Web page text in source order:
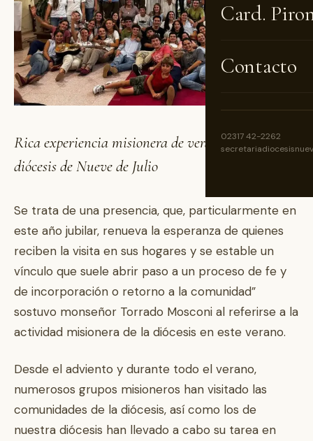
Card.
Contacto
02317 42-2262
Rica experiencia misionera de verano de la
diócesis de Nueve de Julio
Se trata de una presencia, que, particularmente en
este año jubilar, renueva la esperanza de quienes
reciben la visita en sus hogares y se estable un
vínculo que suele abrir paso a un proceso de fe y
de incorporación o retorno a la comunidad”
sostuvo monseñor Torrado Mosconi al referirse a la
actividad misionera de la diócesis en este verano.
Desde el adviento y durante todo el verano,
numerosos grupos misioneros han visitado las
comunidades de la diócesis, así como los de
nuestra diócesis han llevado a cabo su tarea en